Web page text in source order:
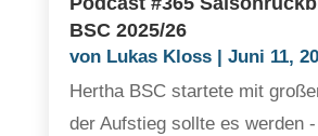
BSC 2025/26
von Lukas Kloss| Juni 11,
Hertha BSC startete mit
der Aufstieg sollte es werden